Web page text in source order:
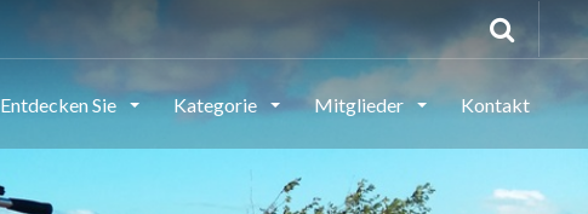
Entdecken Sie Kategorie Mitglieder Kontakt